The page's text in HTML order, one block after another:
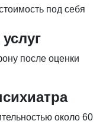
под себя
после оценки
около 60